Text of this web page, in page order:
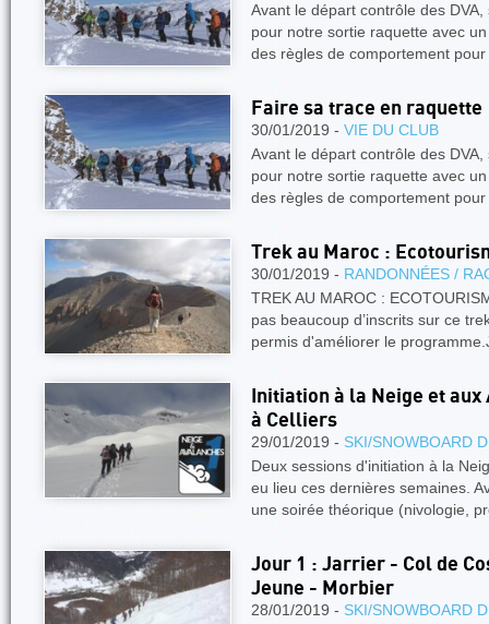
Avant le départ contrôle des
pour notre sortie raquette avec
des règles de comportement pour
Faire sa trace en raquette
30/01/2019 - VIE DU CLUB
Avant le départ contrôle des
pour notre sortie raquette avec
des règles de comportement pour
Trek au Maroc :
30/01/2019 - RANDONNÉES /
TREK AU MAROC :
pas beaucoup d’inscrits sur ce
permis d'améliorer le
Initiation à la Neige et
à Celliers
29/01/2019 - SKI/SNOWBOARD
Deux sessions d'initiation à la
eu lieu ces dernières semaines.
une soirée théorique (nivologie,
Jour 1 : Jarrier - Col de
Jeune - Morbier
28/01/2019 - SKI/SNOWBOARD